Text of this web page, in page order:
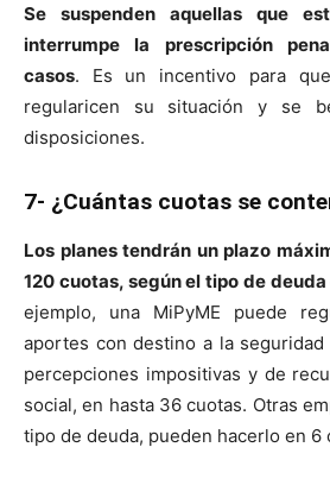
Se suspenden aquellas que
interrumpe la prescripción
casos. Es un incentivo para
regularicen su situación y se
disposiciones.
7- ¿Cuántas cuotas se
Los planes tendrán un plazo
120 cuotas, según el tipo de
ejemplo, una MiPyME puede
aportes con destino a la
percepciones impositivas y de
social, en hasta 36 cuotas. Otras
tipo de deuda, pueden hacerlo en 6